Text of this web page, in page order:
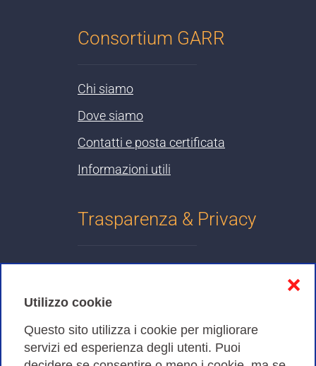
Utilizzo cookie
Questo sito utilizza i cookie per migliorare
servizi ed esperienza degli utenti. Puoi
❌
Consortium GARR
Chi siamo
Dove siamo
Contatti e posta certificata
Informazioni utili
Trasparenza & Privacy
Cookies Policy
Amministrazione trasparente
Bandi di Gara